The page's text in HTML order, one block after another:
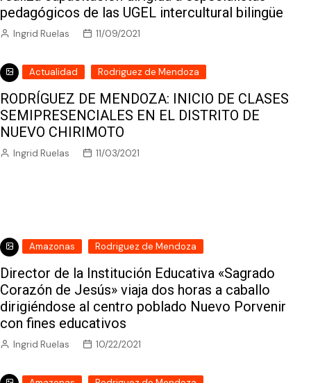
pedagógicos de las UGEL intercultural bilingüe
Ingrid Ruelas 11/09/2021
Actualidad Rodriguez de Mendoza
RODRÍGUEZ DE MENDOZA: INICIO DE CLASES
SEMIPRESENCIALES EN EL DISTRITO DE
NUEVO CHIRIMOTO
Ingrid Ruelas 11/03/2021
Amazonas Rodriguez de Mendoza
Director de la Institución Educativa «Sagrado
Corazón de Jesús» viaja dos horas a caballo
dirigiéndose al centro poblado Nuevo Porvenir
con fines educativos
Ingrid Ruelas 10/22/2021